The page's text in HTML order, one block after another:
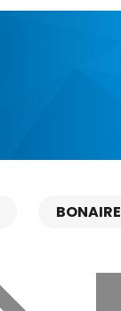
BONAIRE